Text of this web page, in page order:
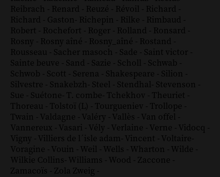
Reibrach - Renard - Reuzé - Révoil - Richard -
Richard - Gaston- Richepin - Rilke - Rimbaud -
Robert - Rochefort - Roger - Rolland - Ronsard -
Rosny - Rosny aîné - Rosny_aîné - Rostand -
Rousseau - Sacher masoch - Sade - Saint victor -
Sainte beuve - Sand - Sazie - Scholl - Schwab -
Schwob - Scott - Serena - Shakespeare - Silion -
Silvestre - Snakebzh- Steel - Stendhal- Stevenson -
Sue - Suétone- T. combe- Tchekhov - Theuriet -
Thoreau - Tolstoï (L) - Tourgueniev - Trollope -
Twain - Valdagne - Valéry - Vallès - Van offel -
Vannereux - Vasari - Vély - Verlaine - Verne - Vidocq -
Vigny - Villiers de l´isle adam- Vincent - Voltaire-
Voragine - Vouin - Weil - Wells - Wharton - Wilde -
Wilkie Collins- Williams - Wood - Zaccone -
Zamacoïs - Zola Zweig -